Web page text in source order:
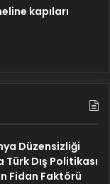
kapıları
Düzensizliği
Türk Dış Politikası
Fidan Faktörü